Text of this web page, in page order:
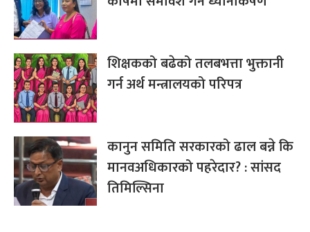
शिक्षकको बढेको तलबभत्ता भुक्तानी
गर्न अर्थ मन्त्रालयको परिपत्र
कानुन समिति सरकारको ढाल बन्ने कि
मानवअधिकारको पहरेदार? : सांसद
तिमिल्सिना